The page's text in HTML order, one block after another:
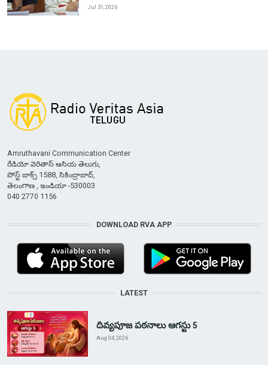
Jul 31, 2026
Amruthavani Communication Center
రేడియో వెరితాస్ ఆసియ తెలుగు,
పోస్ట్ బాక్స్ 1588, సికింద్రాబాద్,
తెలంగాణ , ఇండియా -530003
040 2770 1156
DOWNLOAD RVA APP
LATEST
దివ్యపూజ పఠనాలు ఆగస్టు 5
Aug 04, 2026